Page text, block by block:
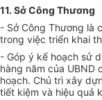
11. Sở Công Thương
- Sở Công Thương là
trong việc triển khai
- Góp ý kế hoạch sử
hàng năm của UBND
hoạch. Chủ trì xây
tiết kiệm và hiệu quả